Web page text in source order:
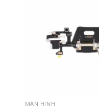
MÀN HÌNH